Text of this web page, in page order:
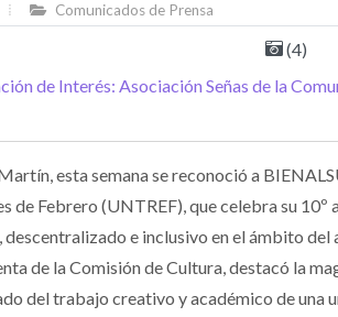
Comunicados de Prensa
(4)
Martín, esta semana se reconoció a
de Febrero (UNTREF), que celebra su
e inclusivo en el ámbito
de la Comisión de Cultura, destacó la
del trabajo creativo y académico de una